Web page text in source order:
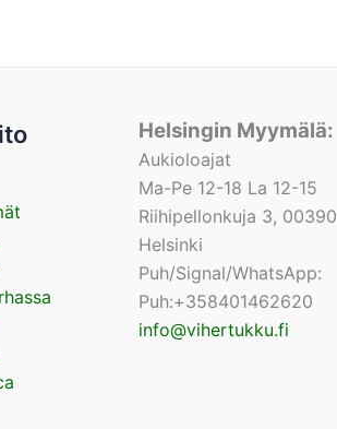
Helsingin Myymälä:
Aukioloajat
Ma-Pe 12-18 La 12-15
Riihipellonkuja 3, 00390
Helsinki
Puh/Signal/WhatsApp:
Puh:+358401462620
info@vihertukku.fi